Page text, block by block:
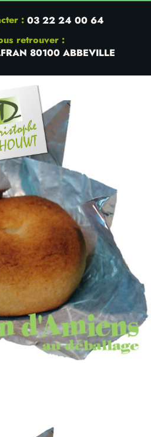
: 03 22 24 00 64
retrouver :
80100 ABBEVILLE